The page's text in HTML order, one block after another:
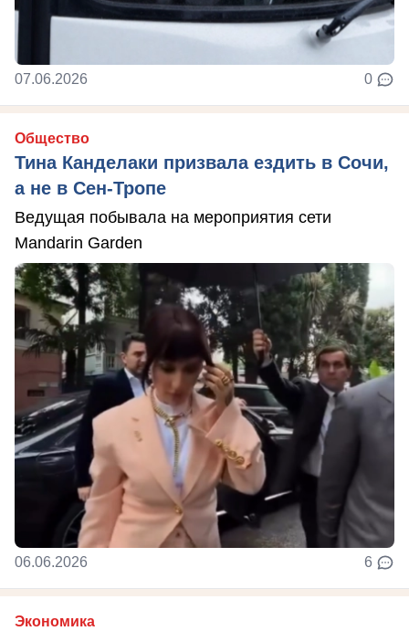
07.06.2026 0
Общество
Тина Канделаки призвала ездить в Сочи,
а не в Сен-Тропе
Ведущая побывала на мероприятия сети
Mandarin Garden
06.06.2026 6
Экономика